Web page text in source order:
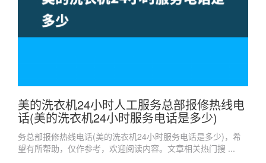
美的洗衣机24小时人工服务总部报修热线电
话(美的洗衣机24小时服务电话是多少)
务总部报修热线电话(美的洗衣机24小时服务电话是多少)，希
望有所帮助，仅作参考，欢迎阅读内容。文章相关热门搜 ...